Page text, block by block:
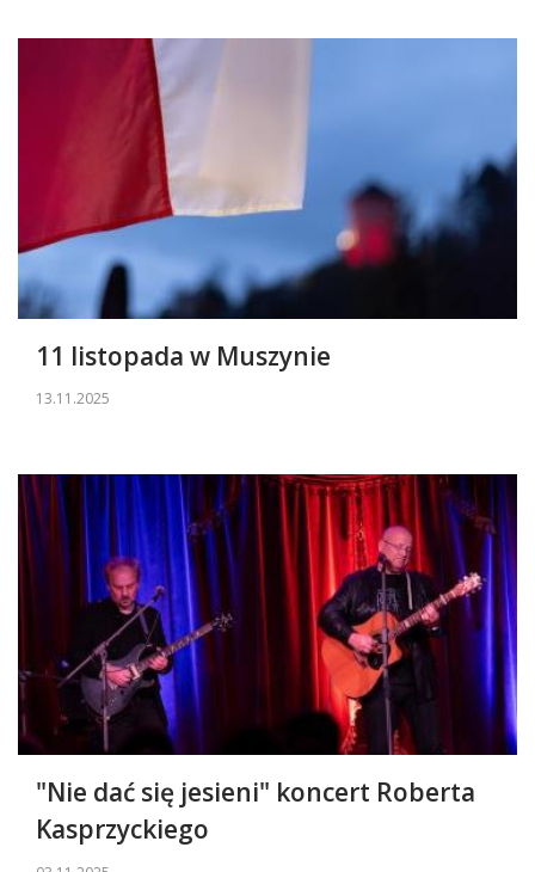
11 listopada w Muszynie
13.11.2025
"Nie dać się jesieni" koncert Roberta
Kasprzyckiego